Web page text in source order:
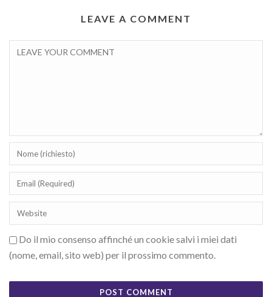
LEAVE A COMMENT
Do il mio consenso affinché un cookie salvi i miei dati
(nome, email, sito web) per il prossimo commento.